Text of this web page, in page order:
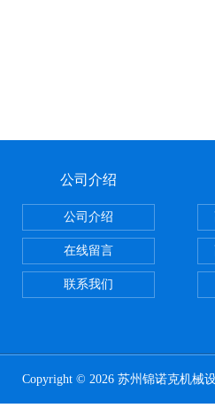
公司介绍
公司介绍
在线留言
联系我们
Copyright © 2026 苏州锦诺克机械